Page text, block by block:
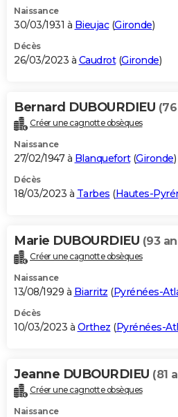
Naissance
30/03/1931 à Bieujac(Gironde)
Décès
26/03/2023 à Caudrot(Gironde)
Bernard DUBOURDIEU
Créer une cagnotte obsèques
Naissance
27/02/1947 à Blanquefort(Gironde)
Décès
18/03/2023 à Tarbes (Hautes-
Marie DUBOURDIEU (93
Créer une cagnotte obsèques
Naissance
13/08/1929 à Biarritz (Pyrénées-
Décès
10/03/2023 à Orthez (Pyrénées-
Jeanne DUBOURDIEU (81
Créer une cagnotte obsèques
Naissance